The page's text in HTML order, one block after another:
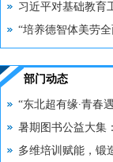
习近平对基础教育
部门动态
“东北超有缘∙青春
暑期图书公益大集
多维培训赋能，锻